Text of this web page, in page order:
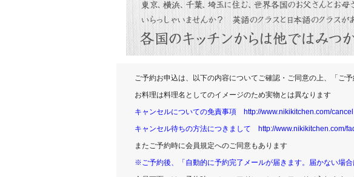
ご予約お申込は、以下の内容についてご確認・ご同意の上、「ご
お料理は料理名としてのイメージのため実物とは異なります
キャンセルについての免責事項
http://www.nikikitchen.com/cancel
キャンセル待ちの方法につきまして
http://www.nikikitchen.com/
またご予約時に会員規定へのご同意もあります
※ご予約後、「自動的に予約完了メールが届きます。届かない